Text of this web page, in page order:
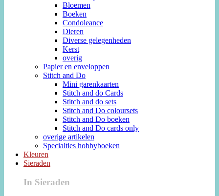
Bloemen
Boeken
Condoleance
Dieren
Diverse gelegenheden
Kerst
overig
Papier en enveloppen
Stitch and Do
Mini garenkaarten
Stitch and do Cards
Stitch and do sets
Stitch and Do coloursets
Stitch and Do boeken
Stitch and Do cards only
overige artikelen
Specialties hobbyboeken
Kleuren
Sieraden
In Sieraden